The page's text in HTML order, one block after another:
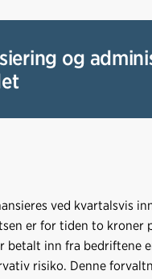
og
ved kvartalsvis
er for tiden to kroner
betalt inn fra bedriftene
risiko. Denne